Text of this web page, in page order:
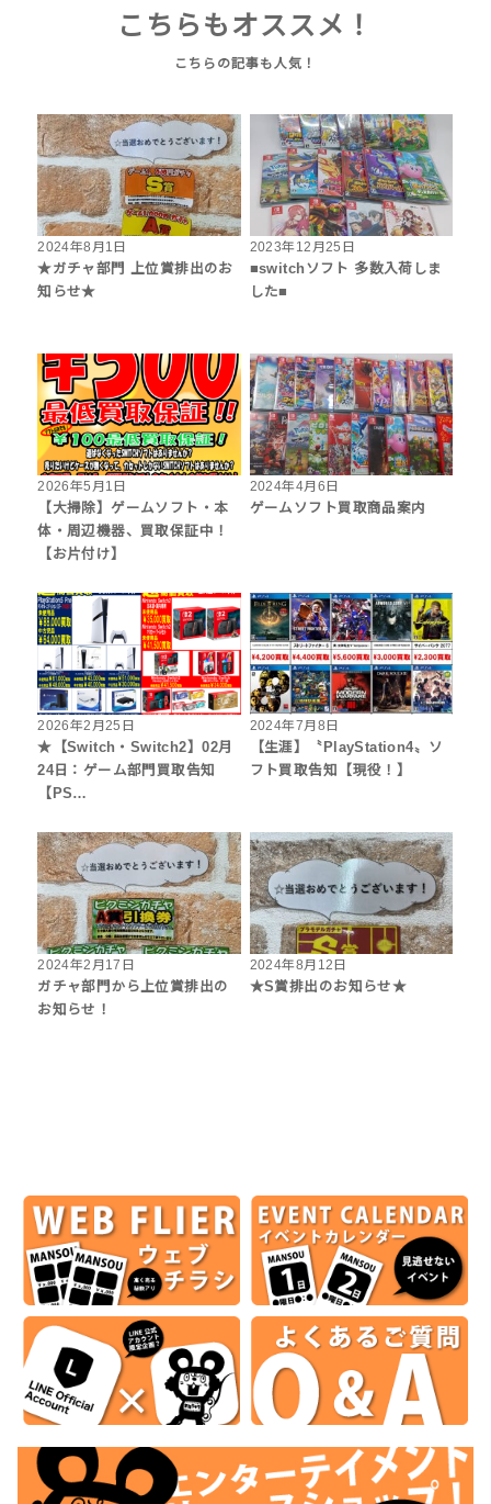
こちらもオススメ！
2024年8月1日
★ガチャ部門 上位賞排出のお
知らせ★
2023年12月25日
■switchソフト 多数入荷しま
した■
2026年5月1日
【大掃除】ゲームソフト・本
体・周辺機器、買取保証中！
【お片付け】
2024年4月6日
ゲームソフト買取商品案内
2026年2月25日
★【Switch・Switch2】02月
24日：ゲーム部門買取告知
【PS…
2024年7月8日
【生涯】〝PlayStation4〟ソ
フト買取告知【現役！】
2024年2月17日
ガチャ部門から上位賞排出の
お知らせ！
2024年8月12日
★S賞排出のお知らせ★